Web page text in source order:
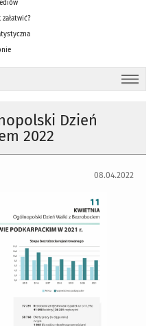
załatwić?
Dzień
2022
08.04.2022